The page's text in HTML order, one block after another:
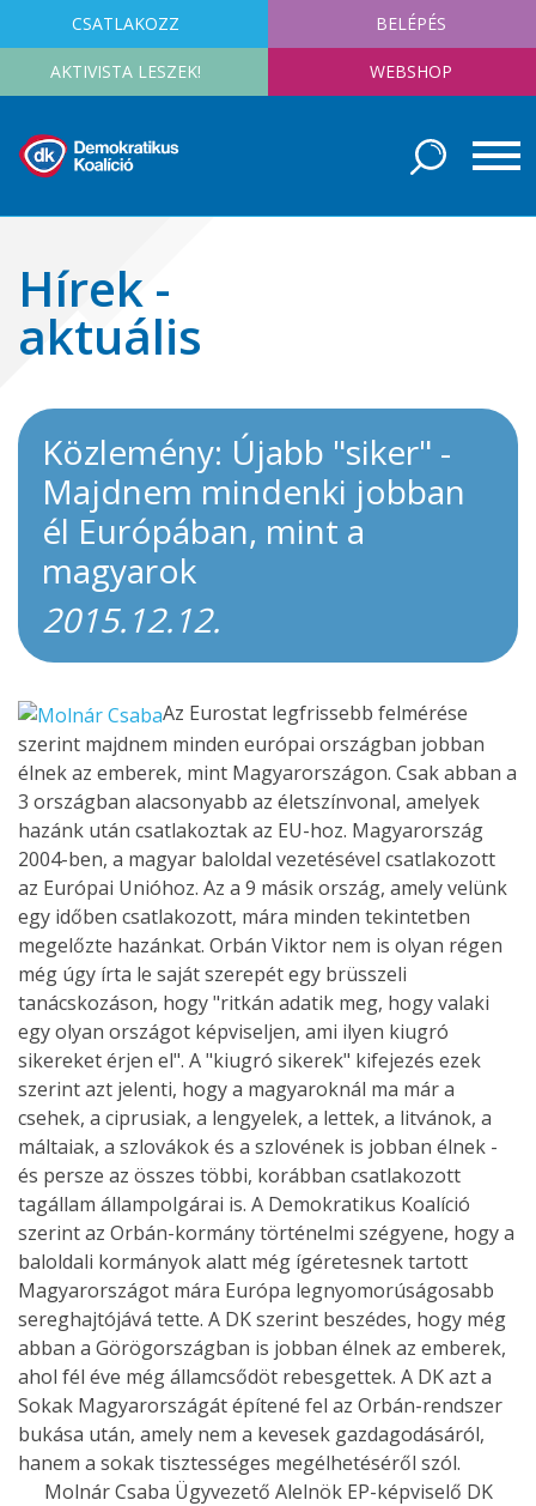
CSATLAKOZZ BELÉPÉS
AKTIVISTA LESZEK! WEBSHOP
Hírek -
aktuális
Közlemény: Újabb "siker" -
Majdnem mindenki jobban
él Európában, mint a
magyarok
2015.12.12.
Az Eurostat legfrissebb felmérése
szerint majdnem minden európai országban jobban
élnek az emberek, mint Magyarországon. Csak abban a
3 országban alacsonyabb az életszínvonal, amelyek
hazánk után csatlakoztak az EU-hoz. Magyarország
2004-ben, a magyar baloldal vezetésével csatlakozott
az Európai Unióhoz. Az a 9 másik ország, amely velünk
egy időben csatlakozott, mára minden tekintetben
megelőzte hazánkat. Orbán Viktor nem is olyan régen
még úgy írta le saját szerepét egy brüsszeli
tanácskozáson, hogy "ritkán adatik meg, hogy valaki
egy olyan országot képviseljen, ami ilyen kiugró
sikereket érjen el". A "kiugró sikerek" kifejezés ezek
szerint azt jelenti, hogy a magyaroknál ma már a
csehek, a ciprusiak, a lengyelek, a lettek, a litvánok, a
máltaiak, a szlovákok és a szlovének is jobban élnek -
és persze az összes többi, korábban csatlakozott
tagállam állampolgárai is. A Demokratikus Koalíció
szerint az Orbán-kormány történelmi szégyene, hogy a
baloldali kormányok alatt még ígéretesnek tartott
Magyarországot mára Európa legnyomorúságosabb
sereghajtójává tette. A DK szerint beszédes, hogy még
abban a Görögországban is jobban élnek az emberek,
ahol fél éve még államcsődöt rebesgettek. A DK azt a
Sokak Magyarországát építené fel az Orbán-rendszer
bukása után, amely nem a kevesek gazdagodásáról,
hanem a sokak tisztességes megélhetéséről szól.
Molnár Csaba Ügyvezető Alelnök EP-képviselő DK